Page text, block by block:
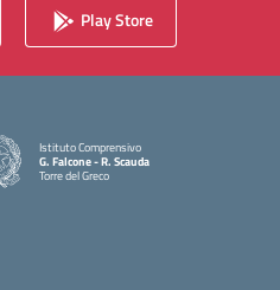
Play Store
Istituto Comprensivo
G. Falcone - R. Scauda
Torre del Greco